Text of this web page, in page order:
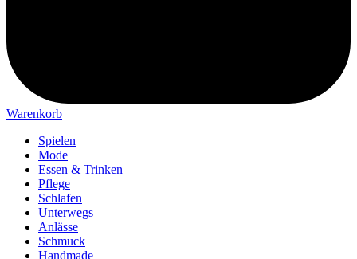
Warenkorb
Spielen
Mode
Essen & Trinken
Pflege
Schlafen
Unterwegs
Anlässe
Schmuck
Handmade